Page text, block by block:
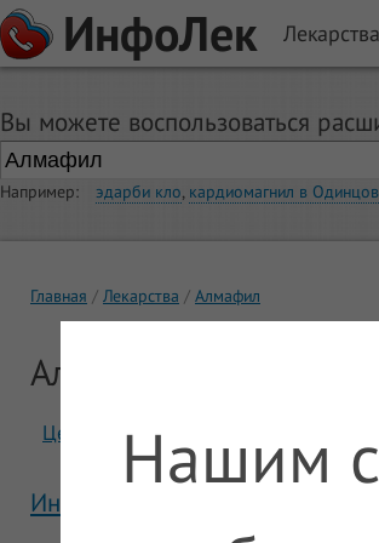
ИнфоЛек Лекарства
Вы можете воспользоваться
Например: эдарби кло, кардиомагнил в
Главная Лекарства Алмафил
Алмафил
Цены Отзывы
Инструкция Алмафил
Нашим